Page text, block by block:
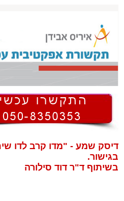
דיסק שמע - "מדו קרב לדו
בגישור.
בשיתוף ד"ר דוד סילורה